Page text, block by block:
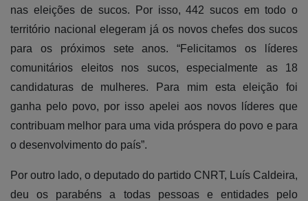
nas eleições de sucos. Por isso, 442 sucos em todo o
território nacional elegeram já os novos chefes dos sucos
para os próximos sete anos. “Felicitamos os líderes
comunitários eleitos nos sucos, especialmente as 18
candidaturas de mulheres. Para mim esta eleição foi
ganha pelo povo, por isso apelei aos novos líderes que
contribuam melhor para uma vida próspera do povo e para
o desenvolvimento do país”.
Por outro lado, o deputado do partido CNRT, Luís Caldeira,
deu os parabéns a todas pessoas e entidades pelo